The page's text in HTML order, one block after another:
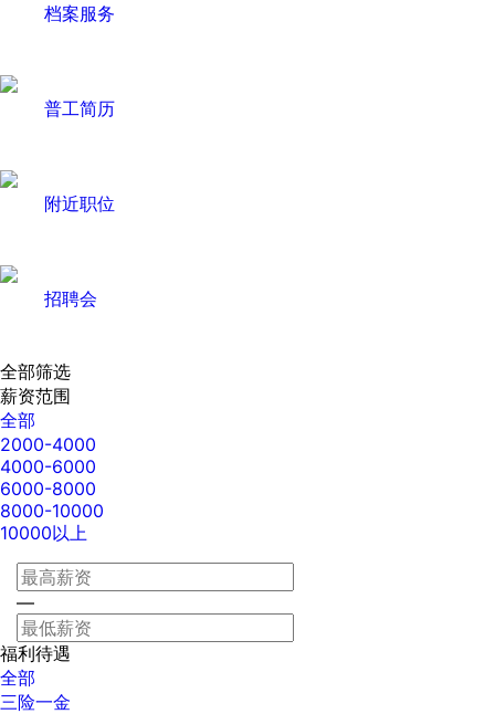
档案服务
普工简历
附近职位
招聘会
全部筛选
薪资范围
全部
2000-4000
4000-6000
6000-8000
8000-10000
10000以上
—
福利待遇
全部
三险一金